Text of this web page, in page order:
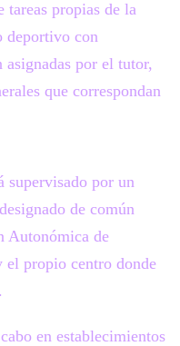
tareas propias de la
deportivo con
asignadas por el tutor,
que correspondan
supervisado por un
de común
Autonómica de
el propio centro donde
en establecimientos